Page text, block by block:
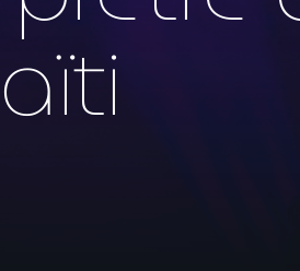
mai 2026